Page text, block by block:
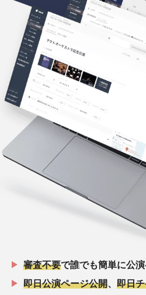
審査不要で誰でも簡単に公
即日公演ページ公開
即日